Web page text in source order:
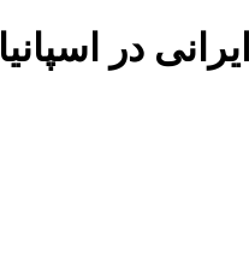
ایرانی در اسپانیا